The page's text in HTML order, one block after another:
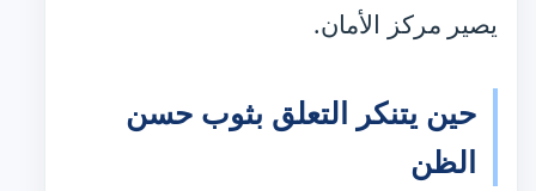
يصير مركز الأمان.
حين يتنكر التعلق بثوب حسن
الظن